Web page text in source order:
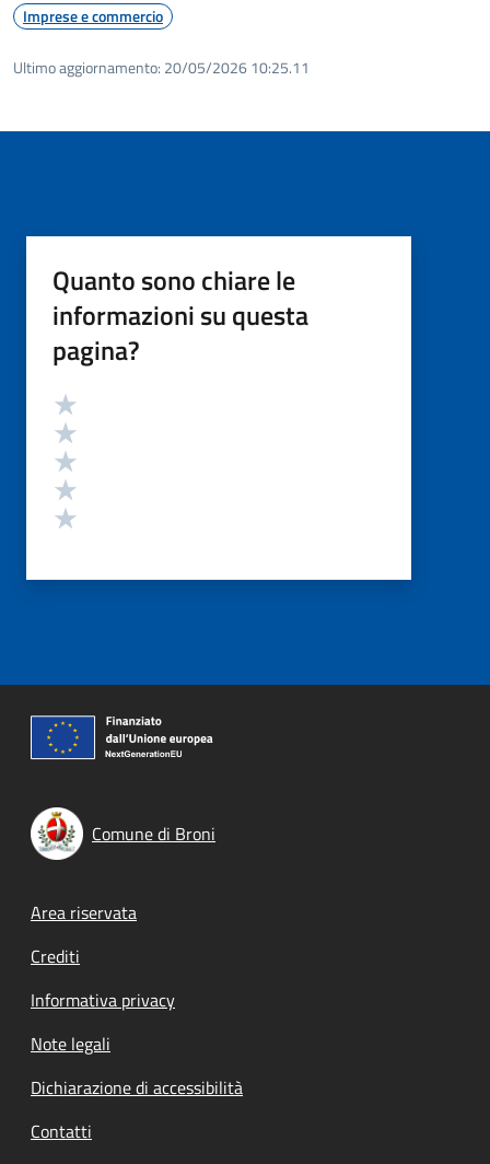
Imprese e commercio
Ultimo aggiornamento: 20/05/2026 10:25.11
Quanto sono chiare le
informazioni su questa
pagina?
Valutazione
Comune di Broni
Footer menu
Area riservata
Crediti
Informativa privacy
Note legali
Dichiarazione di accessibilità
Contatti